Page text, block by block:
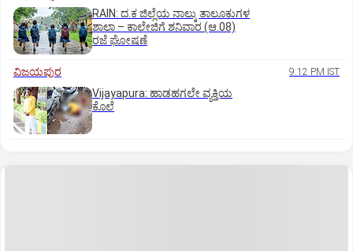
RAIN: ದ.ಕ ಜಿಲ್ಲೆಯ ನಾಲ್ಕು ತಾಲೂಕುಗಳ
ಶಾಲಾ – ಕಾಲೇಜಿಗೆ ಶನಿವಾರ (ಆ.08)
ರಜೆ ಘೋಷಣೆ
ವಿಜಯಪುರ 9:12 PM IST
Vijayapura: ಹಾಡಹಗಲೇ ವ್ಯಕ್ತಿಯ
ಕೊಲೆ